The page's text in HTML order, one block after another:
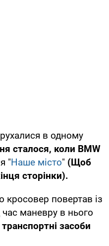
в одному
сталося, коли BMW
"Наше місто" (Щоб
сторінки).
кросовер повертав із
маневру в нього
засоби